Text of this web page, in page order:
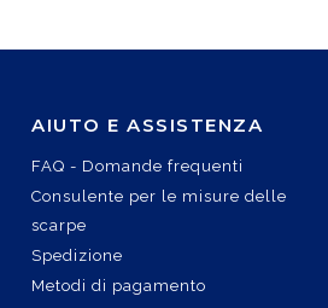
AIUTO E ASSISTENZA
FAQ - Domande frequenti
Consulente per le misure delle
scarpe
Spedizione
Metodi di pagamento